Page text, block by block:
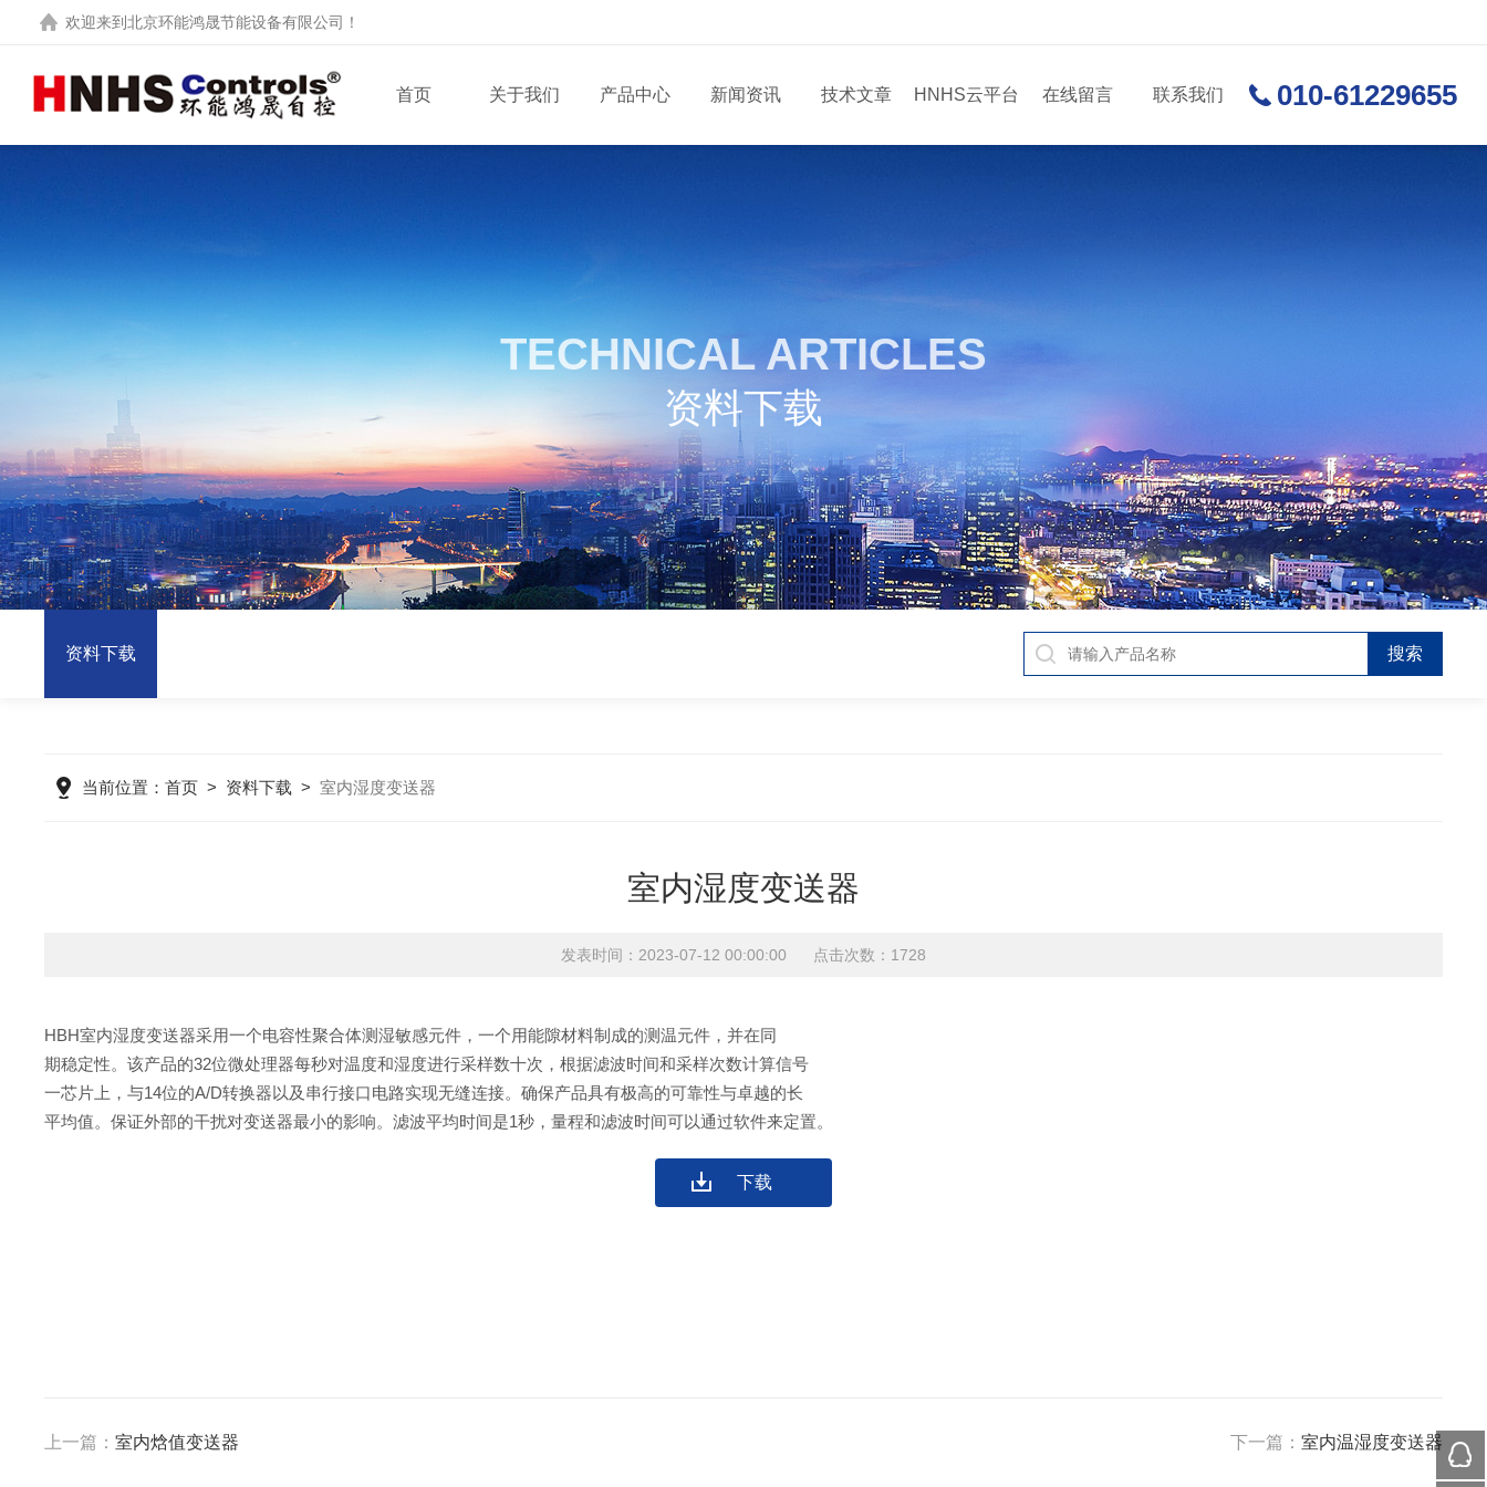
欢迎来到 北京环能鸿晟节能设备有限公司 ！
首页 关于我们 产品中心 新闻资讯 技术文章 HNHS云平台 在线留言 联系我们 010-61229655
TECHNICAL ARTICLES
资料下载
资料下载
当前位置：首页 > 资料下载 >室内湿度变送器
室内湿度变送器
发表时间：2023-07-12 00:00:00 点击次数：1728
HBH室内湿度变送器采用一个电容性聚合体测湿敏感元件，一个用能隙材料制成的测温元件，并在同
期稳定性。该产品的32位微处理器每秒对温度和湿度进行采样数十次，根据滤波时间和采样次数计算信号
一芯片上，与14位的A/D转换器以及串行接口电路实现无缝连接。确保产品具有极高的可靠性与卓越的长
平均值。保证外部的干扰对变送器最小的影响。滤波平均时间是1秒，量程和滤波时间可以通过软件来定置。
下载
上一篇：室内焓值变送器 下一篇： 室内温湿度变送器